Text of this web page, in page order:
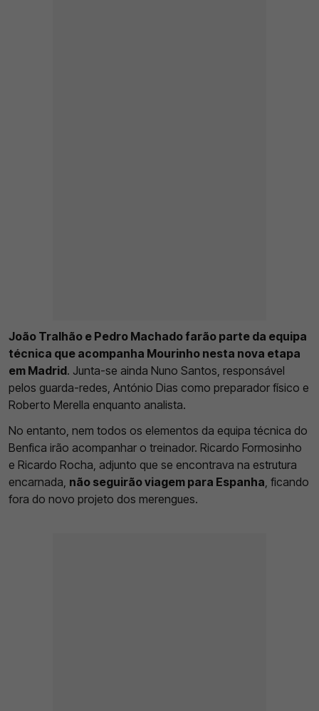
João Tralhão e Pedro Machado farão parte da equipa
técnica que acompanha Mourinho nesta nova etapa
em Madrid. Junta-se ainda Nuno Santos, responsável
pelos guarda-redes, António Dias como preparador físico e
Roberto Merella enquanto analista.
No entanto, nem todos os elementos da equipa técnica do
Benfica irão acompanhar o treinador. Ricardo Formosinho
e Ricardo Rocha, adjunto que se encontrava na estrutura
encarnada, não seguirão viagem para Espanha, ficando
fora do novo projeto dos merengues.